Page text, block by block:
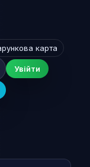
карта
Увійти